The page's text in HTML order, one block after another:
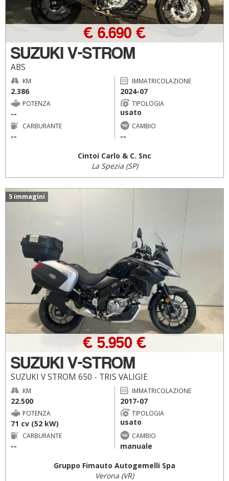
SUZUKI V-STROM
ABS
€ 6.690 €
KM
2.386
IMMATRICOLAZIONE
2024-07
POTENZA
--
TIPOLOGIA
usato
CARBURANTE
--
CAMBIO
--
Cintoi Carlo & C. Snc
La Spezia (SP)
5 immagini
SUZUKI V-STROM
SUZUKI V STROM 650 - TRIS VALIGIE
€ 5.950 €
KM
22.500
IMMATRICOLAZIONE
2017-07
POTENZA
71 cv (52 kW)
TIPOLOGIA
usato
CARBURANTE
--
CAMBIO
manuale
Gruppo Fimauto Autogemelli Spa
Verona (VR)